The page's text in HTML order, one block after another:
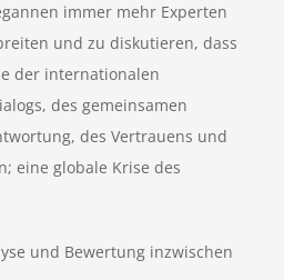
immer mehr Experten
und zu diskutieren, dass
der internationalen
des gemeinsamen
des Vertrauens und
eine globale Krise des
und Bewertung inzwischen